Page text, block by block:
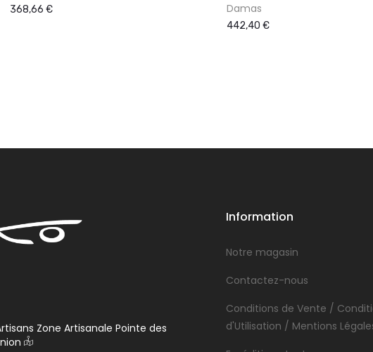
368,66 €
Damas
442,40 €
Zone Artisanale Pointe des
Information
Notre magasin
Contactez-nous
Conditions de Vente /
d'Utilisation / Mentions